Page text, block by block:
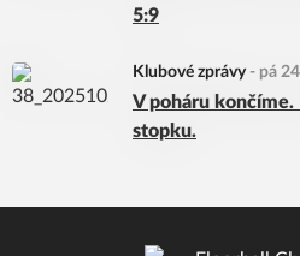
5:9
Klubové zprávy - pá
V poháru
stopku.